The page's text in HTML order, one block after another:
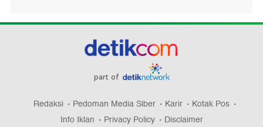
part of
Redaksi Pedoman Media Siber Karir
Kotak Pos
Info Iklan
Privacy Policy Disclaimer